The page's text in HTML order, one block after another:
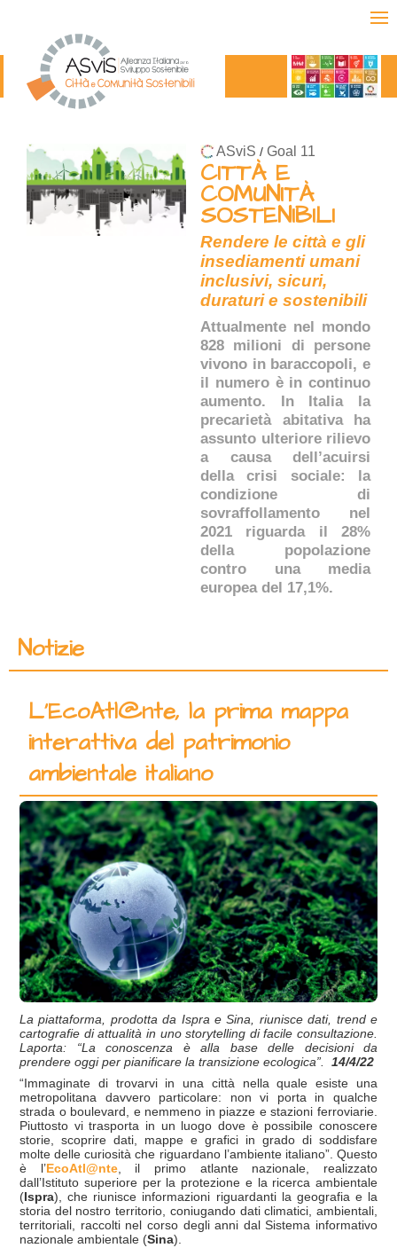
ASviS / Goal 11
CITTÀ E
COMUNITÀ
SOSTENIBILI
Rendere le città e gli
insediamenti umani
inclusivi, sicuri,
duraturi e sostenibili
Attualmente nel mondo
828 milioni di persone
vivono in baraccopoli, e
il numero è in continuo
aumento. In Italia la
precarietà abitativa ha
assunto ulteriore rilievo
a causa dell’acuirsi
della crisi sociale: la
condizione di
sovraffollamento nel
2021 riguarda il 28%
della popolazione
contro una media
europea del 17,1%.
Notizie
L’EcoAtl@nte, la prima mappa
interattiva del patrimonio
ambientale italiano
La piattaforma, prodotta da Ispra e Sina, riunisce dati, trend e
cartografie di attualità in uno storytelling di facile consultazione.
Laporta: “La conoscenza è alla base delle decisioni da
prendere oggi per pianificare la transizione ecologica”. 14/4/22
“Immaginate di trovarvi in una città nella quale esiste una
metropolitana davvero particolare: non vi porta in qualche
strada o boulevard, e nemmeno in piazze e stazioni ferroviarie.
Piuttosto vi trasporta in un luogo dove è possibile conoscere
storie, scoprire dati, mappe e grafici in grado di soddisfare
molte delle curiosità che riguardano l’ambiente italiano”. Questo
è l’EcoAtl@nte, il primo atlante nazionale, realizzato
dall’Istituto superiore per la protezione e la ricerca ambientale
(Ispra), che riunisce informazioni riguardanti la geografia e la
storia del nostro territorio, coniugando dati climatici, ambientali,
territoriali, raccolti nel corso degli anni dal Sistema informativo
nazionale ambientale (Sina).